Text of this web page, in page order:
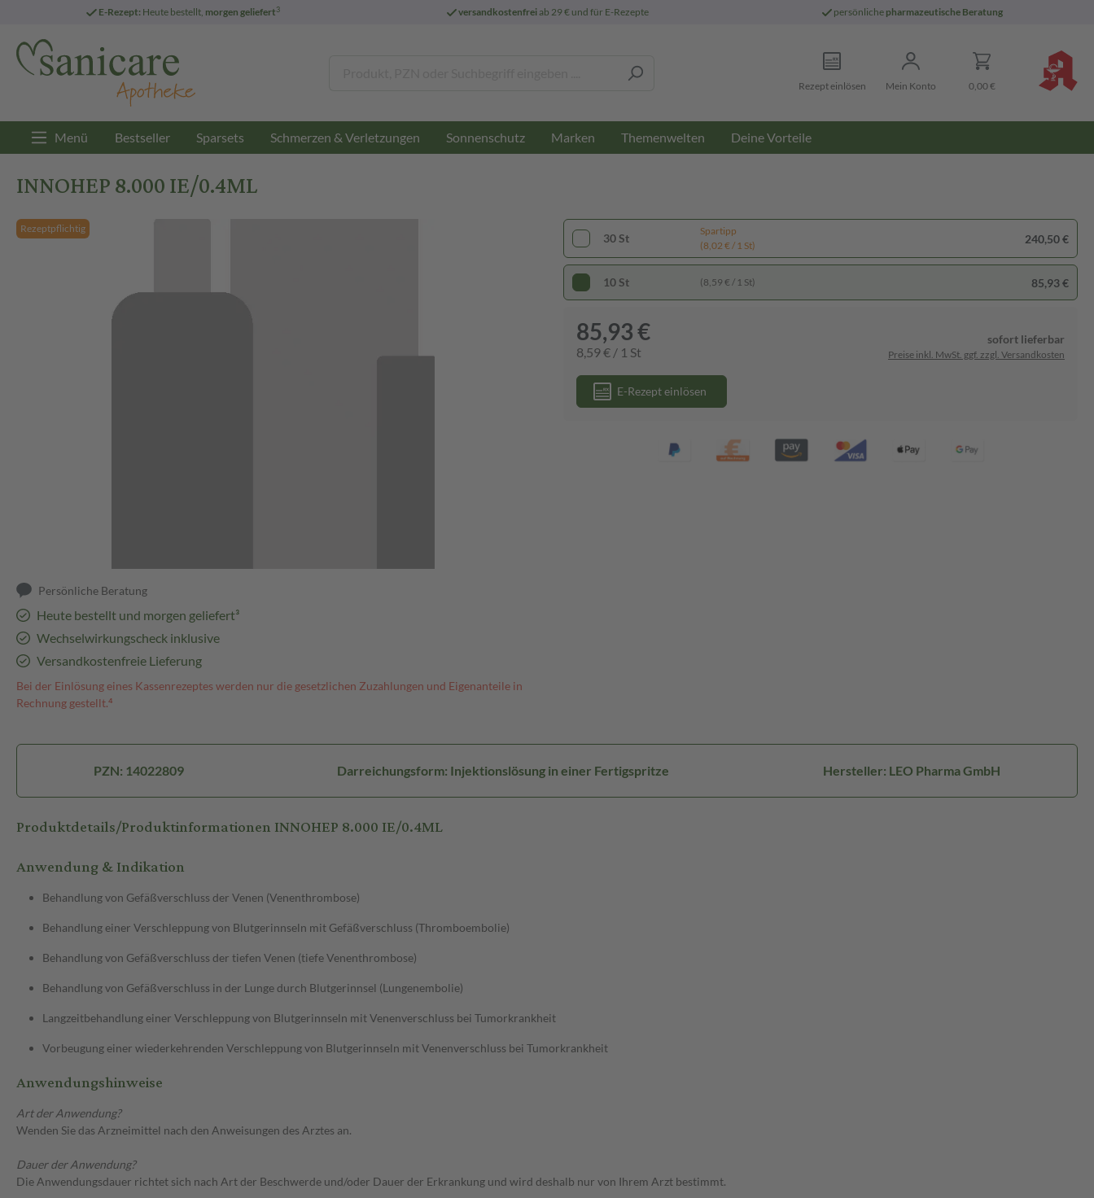
E-Rezept: Heute bestellt, morgen geliefert3 versandkostenfreiab 29 € und für E-Rezepte persönliche pharmazeutische Beratung
Rezept einlösen Mein Konto 0,00 €
Menü Bestseller Sparsets Schmerzen & Verletzungen Sonnenschutz Marken Themenwelten Deine Vorteile
INNOHEP 8.000 IE/0.4ML
Rezeptpflichtig
Persönliche Beratung
Heute bestellt und morgen geliefert³
Wechselwirkungscheck inklusive
Versandkostenfreie Lieferung
Bei der Einlösung eines Kassenrezeptes werden nur die gesetzlichen Zuzahlungen und Eigenanteile in
Rechnung gestellt.⁴
30 St
Spartipp
(8,02 € / 1 St)
240,50 €
10 St (8,59 € / 1 St) 85,93 €
85,93 €
8,59 € / 1 St
sofort lieferbar
Preise inkl. MwSt. ggf. zzgl. Versandkosten
E-Rezept einlösen
PZN: 14022809 Darreichungsform: Injektionslösung in einer Fertigspritze Hersteller: LEO Pharma GmbH
Produktdetails/Produktinformationen INNOHEP 8.000 IE/0.4ML
Anwendung & Indikation
Behandlung von Gefäßverschluss der Venen (Venenthrombose)
Behandlung einer Verschleppung von Blutgerinnseln mit Gefäßverschluss (Thromboembolie)
Behandlung von Gefäßverschluss der tiefen Venen (tiefe Venenthrombose)
Behandlung von Gefäßverschluss in der Lunge durch Blutgerinnsel (Lungenembolie)
Langzeitbehandlung einer Verschleppung von Blutgerinnseln mit Venenverschluss bei Tumorkrankheit
Vorbeugung einer wiederkehrenden Verschleppung von Blutgerinnseln mit Venenverschluss bei Tumorkrankheit
Anwendungshinweise
Art der Anwendung?
Wenden Sie das Arzneimittel nach den Anweisungen des Arztes an.
Dauer der Anwendung?
Die Anwendungsdauer richtet sich nach Art der Beschwerde und/oder Dauer der Erkrankung und wird deshalb nur von Ihrem Arzt bestimmt.